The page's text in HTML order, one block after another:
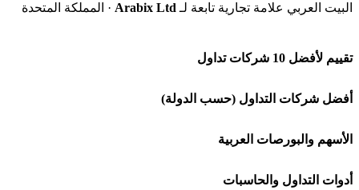
البيت العربي علامة تجارية تابعة لـ Arabix Ltd · المملكة المتحدة
تقييم لأفضل 10 شركات تداول
شركة Capital.com
افاتريد AvaTrade
اكسنس Exness
أفضل شركات التداول (حسب الدولة)
شركات تداول في السعودية
شركات تداول في الإمارات
الأسهم والبورصات العربية
🌍 كل البورصات العربية
أدوات التداول والحاسبات